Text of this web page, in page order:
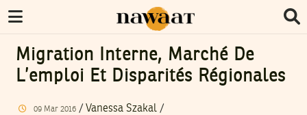
Migration Interne, Marché De
L’emploi Et Disparités Régionales
09 Mar 2016/ Vanessa Szakal /